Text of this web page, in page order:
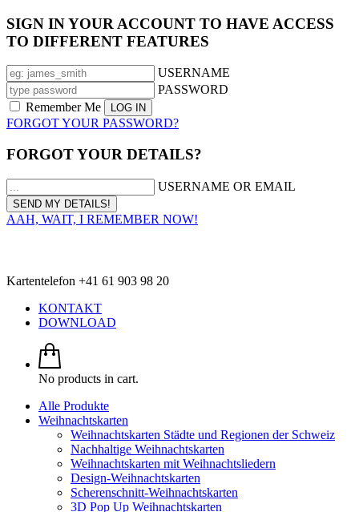
SIGN IN YOUR ACCOUNT TO HAVE ACCESS
TO DIFFERENT FEATURES
USERNAME
PASSWORD
Remember Me
FORGOT YOUR PASSWORD?
FORGOT YOUR DETAILS?
USERNAME OR EMAIL
AAH, WAIT, I REMEMBER NOW!
Kartentelefon +41 61 903 98 20
KONTAKT
DOWNLOAD
No products in cart.
Alle Produkte
Weihnachtskarten
Weihnachtskarten Städte und Regionen der Schweiz
Nachhaltige Weihnachtskarten
Weihnachtskarten mit Weihnachtsliedern
Design-Weihnachtskarten
Scherenschnitt-Weihnachtskarten
3D Pop Up Weihnachtskarten